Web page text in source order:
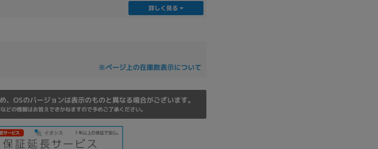
詳しく見る
※ページ上の在庫数表示について
、OSのバージョンは表示のものと異なる場合がございます。
どの情報はお答えできかねますので予めご了承ください。
メモリ
~